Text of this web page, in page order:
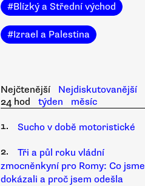
#Blízký a Střední východ
#Izrael a Palestina
Nejčtenější
Nejdiskutovanější
24 hod
týden
měsíc
1.
Sucho v době motoristické
2.
Tři a půl roku vládní
zmocněnkyní pro Romy: Co jsme
dokázali a proč jsem odešla